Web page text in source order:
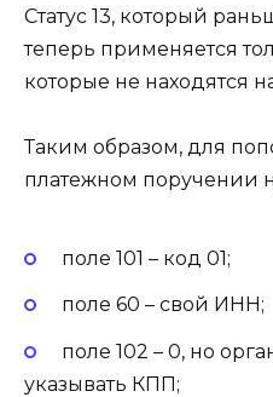
Статус 13, который
теперь применяется
которые не находятся
Таким образом, для
платежном поручении
поле 101 – код 01;
поле 60 – свой ИНН;
поле 102 – 0, но
указывать КПП;